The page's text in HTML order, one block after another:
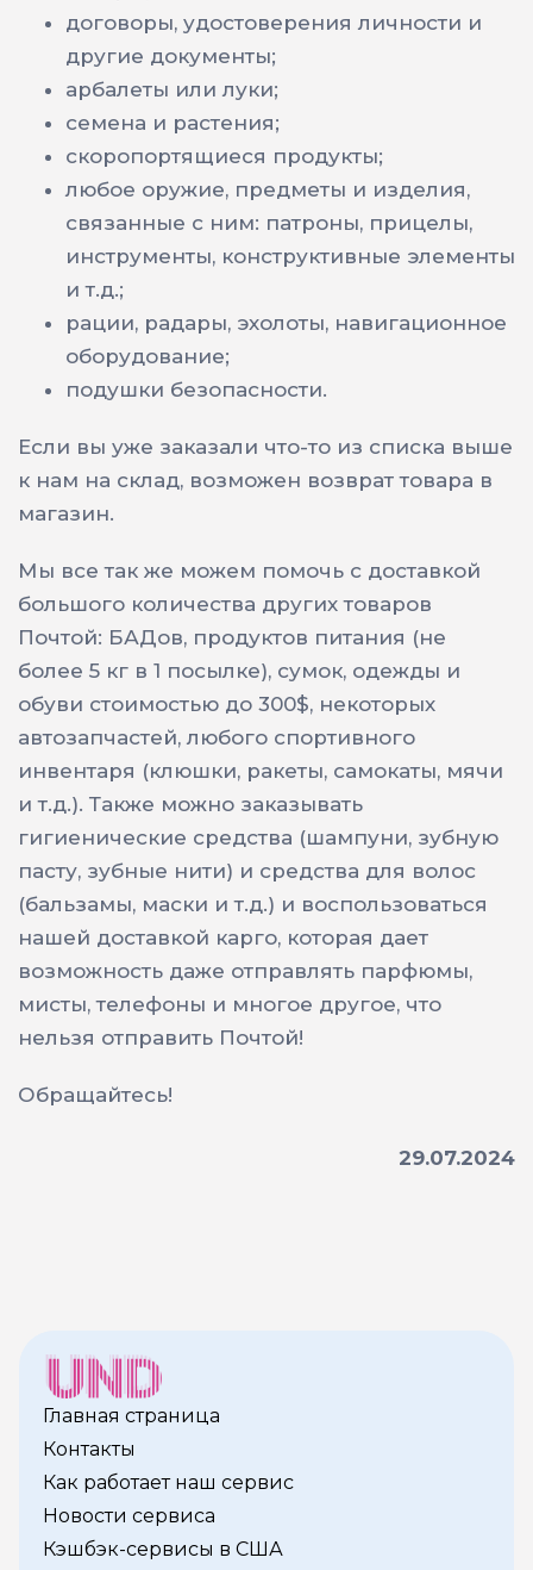
договоры, удостоверения личности и
другие документы;
арбалеты или луки;
семена и растения;
скоропортящиеся продукты;
любое оружие, предметы и изделия,
связанные с ним: патроны, прицелы,
инструменты, конструктивные элементы
и т.д.;
рации, радары, эхолоты, навигационное
оборудование;
подушки безопасности.
Если вы уже заказали что-то из списка выше
к нам на склад, возможен возврат товара в
магазин.
Мы все так же можем помочь с доставкой
большого количества других товаров
Почтой: БАДов, продуктов питания (не
более 5 кг в 1 посылке), сумок, одежды и
обуви стоимостью до 300$, некоторых
автозапчастей, любого спортивного
инвентаря (клюшки, ракеты, самокаты, мячи
и т.д.). Также можно заказывать
гигиенические средства (шампуни, зубную
пасту, зубные нити) и средства для волос
(бальзамы, маски и т.д.) и воспользоваться
нашей доставкой карго, которая дает
возможность даже отправлять парфюмы,
мисты, телефоны и многое другое, что
нельзя отправить Почтой!
Обращайтесь!
29.07.2024
Главная страница
Контакты
Как работает наш сервис
Новости сервиса
Кэшбэк-сервисы в США